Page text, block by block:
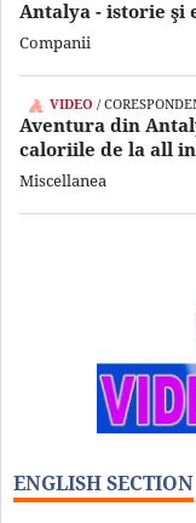
Antalya - istorie
Companii
VIDEO /
Aventura din
caloriile de la all
Miscellanea
ENGLISH SECTION